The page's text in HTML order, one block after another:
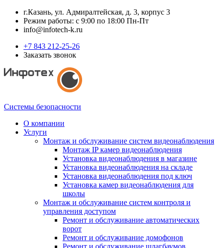
г.Казань, ул. Адмиралтейская, д. 3, корпус 3
Режим работы: с 9:00 по 18:00 Пн-Пт
info@infotech-k.ru
+7 843 212-25-26
Заказать звонок
Системы безопасности
О компании
Услуги
Монтаж и обслуживание систем видеонаблюдения
Монтаж IP камер видеонаблюдения
Установка видеонаблюдения в магазине
Установка видеонаблюдения на складе
Установка видеонаблюдения под ключ
Установка камер видеонаблюдения для
школы
Монтаж и обслуживание систем контроля и
управления доступом
Ремонт и обслуживание автоматических
ворот
Ремонт и обслуживание домофонов
Ремонт и обслуживание шлагбаумов